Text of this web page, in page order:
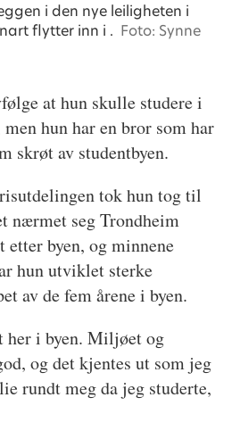
i den nye leiligheten i
flytter inn i . Foto: Synne
at hun skulle studere i
hun har en bror som har
skrøt av studentbyen.
tok hun tog til
nærmet seg Trondheim
etter byen, og minnene
hun utviklet sterke
av de fem årene i byen.
her i byen. Miljøet og
og det kjentes ut som jeg
rundt meg da jeg studerte,